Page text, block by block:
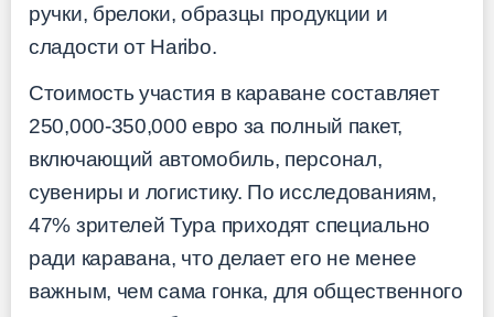
ручки, брелоки, образцы продукции и
сладости от Haribo.
Стоимость участия в караване составляет
250,000-350,000 евро за полный пакет,
включающий автомобиль, персонал,
сувениры и логистику. По исследованиям,
47% зрителей Тура приходят специально
ради каравана, что делает его не менее
важным, чем сама гонка, для общественного